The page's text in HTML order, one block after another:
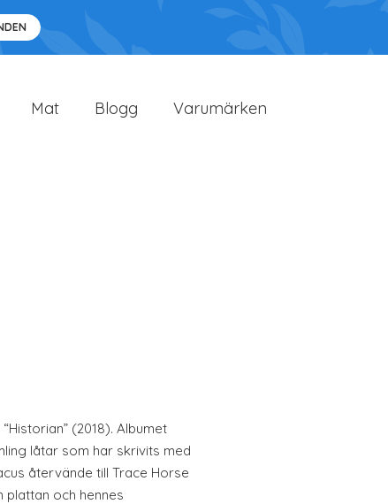
Mat Blogg Varumärken
(2018). Albumet
låtar som har skrivits med
återvände till Trace Horse
plattan och hennes